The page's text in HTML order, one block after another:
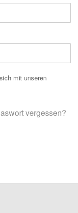
mit unseren
vergessen?